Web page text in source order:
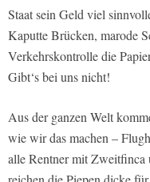
Staat sein Geld viel
Kaputte Brücken, marode
Verkehrskontrolle die
Gibt‘s bei uns nicht!
Aus der ganzen Welt
wie wir das machen –
alle Rentner mit Zweitfinca